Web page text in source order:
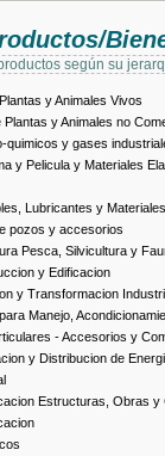
según su
y Animales Vivos
y Animales no
quimicos y gases
y Pelicula y Materiales
Lubricantes y
pozos y accesorios
Pesca, Silvicultura y
y Edificacion
y Transformacion
Manejo,
- Accesorios y
y Distribucion de
Estructuras, Obras